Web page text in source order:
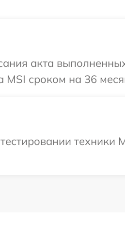
акта
MSI сроком на 36
техники